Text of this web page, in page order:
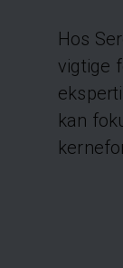
Hos
vigtige
kan